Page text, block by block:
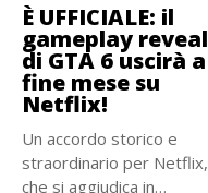
È UFFICIALE: il
gameplay reveal
di GTA 6 uscirà a
fine mese su
Netflix!
Un accordo storico e
straordinario per Netflix,
che si aggiudica in